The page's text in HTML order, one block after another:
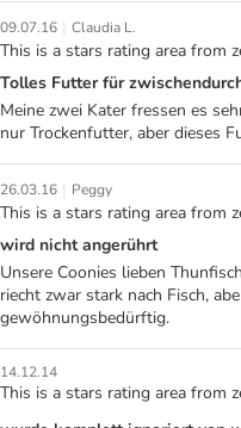
09.07.16 | Claudia L.
This is a stars rating area from
Tolles Futter für
Meine zwei Kater fressen es
nur Trockenfutter, aber dieses
26.03.16 | Peggy
This is a stars rating area from
wird nicht angerührt
Unsere Coonies lieben
riecht zwar stark nach Fisch,
gewöhnungsbedürftig.
14.12.14
This is a stars rating area from